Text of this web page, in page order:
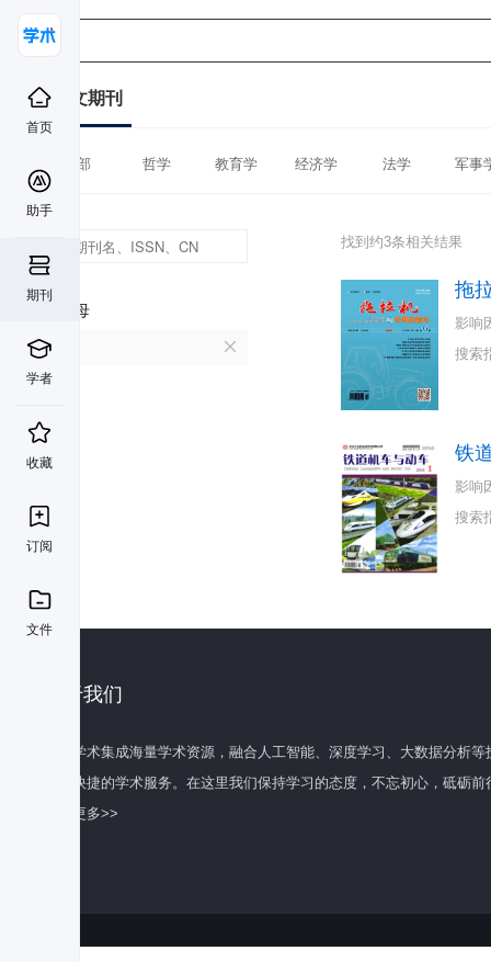
首页
助手
期刊
学者
收藏
订阅
文件
中文期刊
全部 哲学 教育学 经济学 法学 军事
首字母
T
找到约3条相关结果
拖
影响
搜索
铁
影响
搜索
关于我们
百度学术集成海量学术资源，融合人工智能、深度学习、大数据分析
全面快捷的学术服务。在这里我们保持学习的态度，不忘初心，砥砺前
了解更多>>